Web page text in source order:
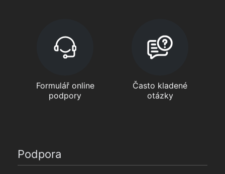
Formulář online
podpory
Často kladené
otázky
Podpora